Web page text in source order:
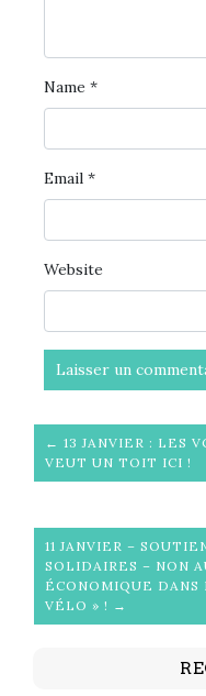
Name *
Email *
Website
← 13 JANVIER : LES
VEUT UN TOIT ICI !
11 JANVIER –
SOLIDAIRES – NON
ÉCONOMIQUE DANS
VÉLO » ! →